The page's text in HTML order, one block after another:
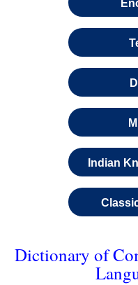
Indian
Dictionary of